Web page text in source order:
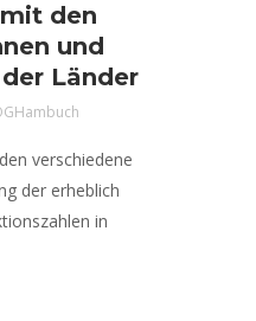
den
und
Länder
verschiedene
der erheblich
in